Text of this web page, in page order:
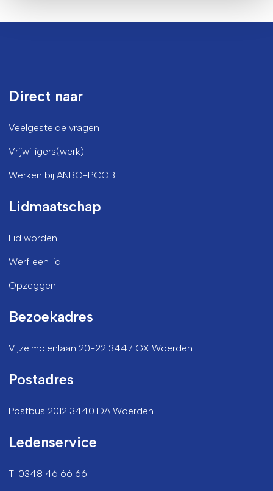
Direct naar
Veelgestelde vragen
Vrijwilligers(werk)
Werken bij ANBO-PCOB
Lidmaatschap
Lid worden
Werf een lid
Opzeggen
Bezoekadres
Vijzelmolenlaan 20-22 3447 GX Woerden
Postadres
Postbus 2012 3440 DA Woerden
Ledenservice
T: 0348 46 66 66